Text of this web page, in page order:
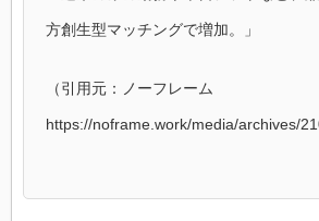
方創生型マッチングで増加。」
（引用元：ノーフレーム
https://noframe.work/media/archives/